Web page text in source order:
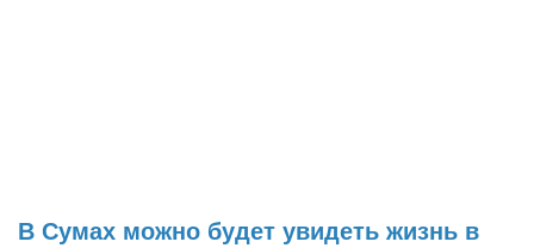
В Сумах можно будет увидеть жизнь в